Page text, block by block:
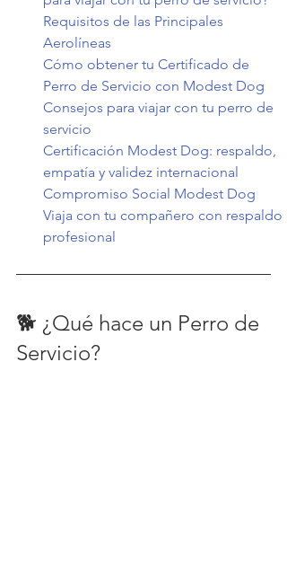
Requisitos de las Principales
Aerolíneas
Cómo obtener tu Certificado de
Perro de Servicio con Modest Dog
Consejos para viajar con tu perro de
servicio
Certificación Modest Dog: respaldo,
empatía y validez internacional
Compromiso Social Modest Dog
Viaja con tu compañero con respaldo
profesional
🐕 ¿Qué hace un Perro de
Servicio?